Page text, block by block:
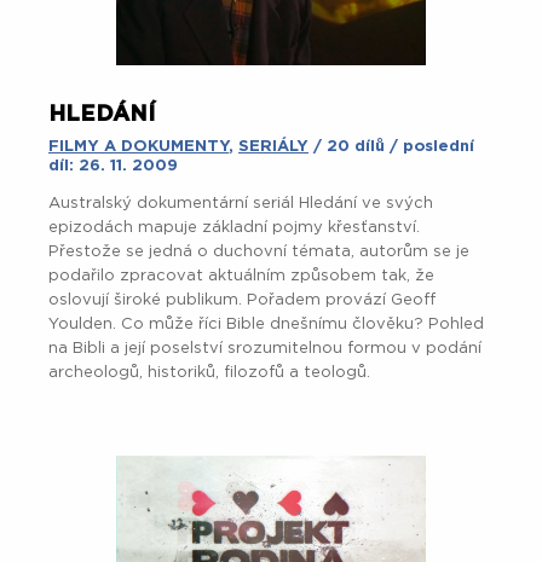
HLEDÁNÍ
FILMY A DOKUMENTY, SERIÁLY / 20 dílů / poslední
díl: 26. 11. 2009
Australský dokumentární seriál Hledání ve svých
epizodách mapuje základní pojmy křesťanství.
Přestože se jedná o duchovní témata, autorům se je
podařilo zpracovat aktuálním způsobem tak, že
oslovují široké publikum. Pořadem provází Geoff
Youlden. Co může říci Bible dnešnímu člověku? Pohled
na Bibli a její poselství srozumitelnou formou v podání
archeologů, historiků, filozofů a teologů.